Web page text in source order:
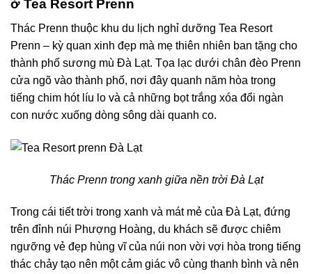
ở Tea Resort Prenn
Thác Prenn thuộc khu du lịch nghỉ dưỡng Tea Resort
Prenn – kỳ quan xinh đẹp mà mẹ thiên nhiên ban tặng cho
thành phố sương mù Đà Lạt. Tọa lạc dưới chân đèo Prenn
cửa ngõ vào thành phố, nơi đây quanh năm hòa trong
tiếng chim hót líu lo và cả những bọt trắng xóa đổi ngàn
con nước xuống dòng sông dài quanh co.
Thác Prenn trong xanh giữa nền trời Đà Lạt
Trong cái tiết trời trong xanh và mát mẻ của Đà Lạt, đứng
trên đỉnh núi Phượng Hoàng, du khách sẽ được chiêm
ngưỡng vẻ đẹp hùng vĩ của núi non vời vợi hòa trong tiếng
thác chảy tạo nên một cảm giác vô cùng thanh bình và nên